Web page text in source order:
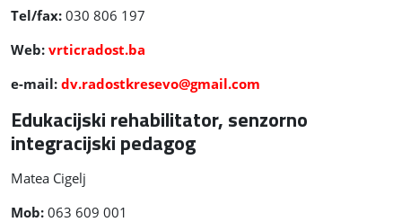
Tel/fax: 030 806 197
Web: vrticradost.ba
e-mail: dv.radostkresevo@gmail.com
Edukacijski rehabilitator, senzorno
integracijski pedagog
Matea Cigelj
Mob: 063 609 001